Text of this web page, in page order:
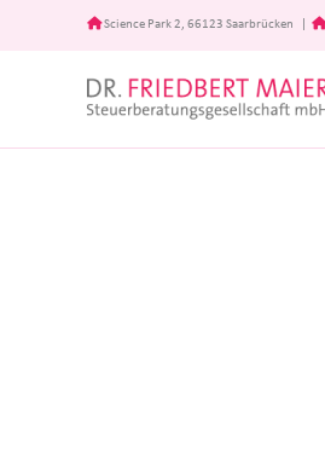
Science Park 2, 66123 Saarbrücken